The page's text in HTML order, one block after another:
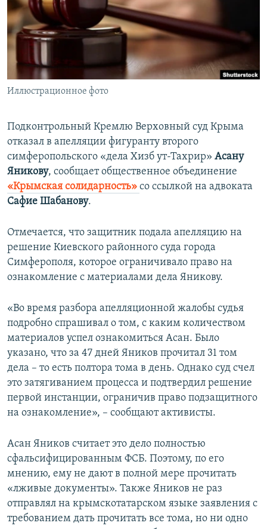
ПОБЕДИТЕЛЕЙ НЕ СУДЯТ?
КРЫМ.НЕПОКОРЕННЫЙ
УКРАИНСКАЯ ПРОБЛЕМА КРЫМА
ПРИСОЕДИНЯЙТЕСЬ!
Все сайты RFE/RL
Иллюстрационное фото
Подконтрольный Кремлю Верховный суд Крыма
отказал в апелляции фигуранту второго
симферопольского «дела Хизб ут-Тахрир» Асану
Яникову, сообщает общественное объединение
«Крымская солидарность» со ссылкой на адвоката
Сафие Шабанову.
Отмечается, что защитник подала апелляцию на
решение Киевского районного суда города
Симферополя, которое ограничивало право на
ознакомление с материалами дела Яникову.
«Во время разбора апелляционной жалобы судья
подробно спрашивал о том, с каким количеством
материалов успел ознакомиться Асан. Было
указано, что за 47 дней Яников прочитал 31 том
дела – то есть полтора тома в день. Однако суд счел
это затягиванием процесса и подтвердил решение
первой инстанции, ограничив право подзащитного
на ознакомление», – сообщают активисты.
Асан Яников считает это дело полностью
сфальсифицированным ФСБ. Поэтому, по его
мнению, ему не дают в полной мере прочитать
«лживые документы». Также Яников не раз
отправлял на крымскотатарском языке заявления с
требованием дать прочитать все тома, но ни одно